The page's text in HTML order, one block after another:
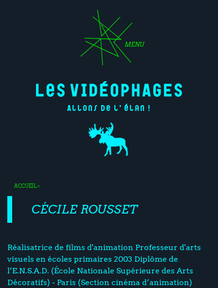
MENU
Allons de l'élan !
ACCUEIL<
CÉCILE ROUSSET
Réalisatrice de films d'animation Professeur d'arts
visuels en écoles primaires 2003 Diplôme de
l’E.N.S.A.D. (École Nationale Supérieure des Arts
Décoratifs) - Paris (Section cinéma d’animation)